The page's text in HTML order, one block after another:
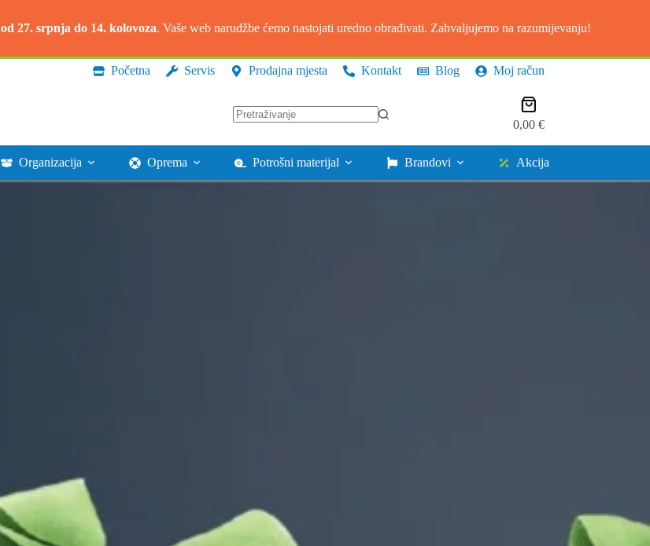
od 27. srpnja do 14. kolovoza. Vaše web narudžbe ćemo nastojati uredno obrađivati. Zahvaljujemo na razumijevanju!
Početna Servis Prodajna mjesta Kontakt Blog Moj račun
rezultata.
Košarica
0,00 €
Organizacija Oprema Potrošni materijal Brandovi Akcija